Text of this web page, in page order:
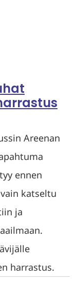
Areenan
ennen
katseltu
ja
harrastus.